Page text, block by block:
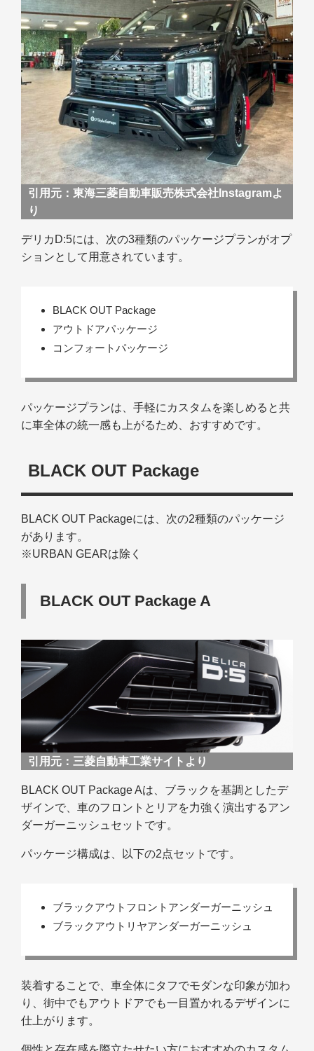
引用元： 東海三菱自動車販売株式会社Instagramよ
り
デリカD:5には、次の3種類のパッケージプランがオプ
ションとして用意されています。
BLACK OUT Package
アウトドアパッケージ
コンフォートパッケージ
パッケージプランは、手軽にカスタムを楽しめると共
に車全体の統一感も上がるため、おすすめです。
BLACK OUT Package
BLACK OUT Packageには、次の2種類のパッケージ
があります。
※URBAN GEARは除く
BLACK OUT Package A
引用元： 三菱自動車工業サイトより
BLACK OUT Package Aは、ブラックを基調としたデ
ザインで、車のフロントとリアを力強く演出するアン
ダーガーニッシュセットです。
パッケージ構成は、以下の2点セットです。
ブラックアウトフロントアンダーガーニッシュ
ブラックアウトリヤアンダーガーニッシュ
装着することで、車全体にタフでモダンな印象が加わ
り、街中でもアウトドアでも一目置かれるデザインに
仕上がります。